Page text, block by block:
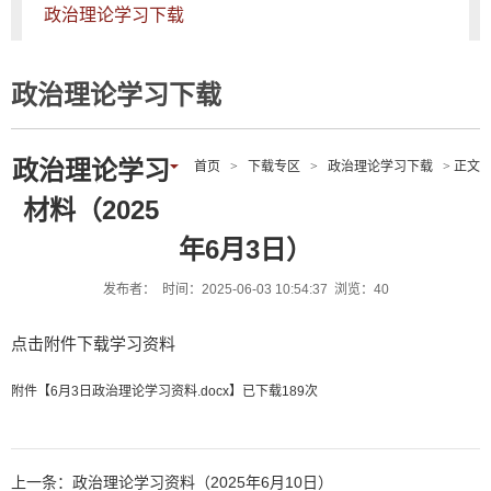
政治理论学习下载
政治理论学习下载
首页 > 下载专区 > 政治理论学习下载 > 正文
政治理论学习
材料（2025
年6月3日）
发布者： 时间：2025-06-03 10:54:37 浏览： 40
点击附件下载学习资料
附件【6月3日政治理论学习资料.docx】已下载189次
上一条：政治理论学习资料（2025年6月10日）